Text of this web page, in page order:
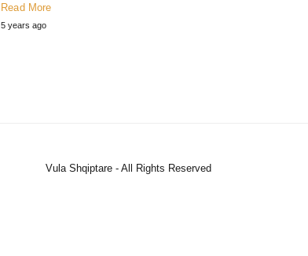
Read More
5 years ago
Vula Shqiptare - All Rights Reserved